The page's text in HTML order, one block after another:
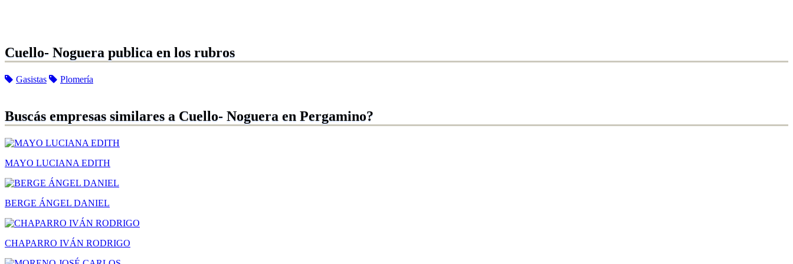
Cuello- Noguera publica en los rubros
Gasistas Plomería
Buscás empresas similares a Cuello- Noguera en Pergamino?
MAYO LUCIANA EDITH
BERGE ÁNGEL DANIEL
CHAPARRO IVÁN RODRIGO